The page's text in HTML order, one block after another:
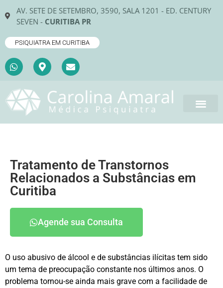
AV. SETE DE SETEMBRO, 3590, SALA 1201 - ED. CENTURY
SEVEN - CURITIBA PR
PSIQUIATRA EM CURITIBA
Tratamento de Transtornos
Relacionados a Substâncias em
Curitiba
Agende sua Consulta
O uso abusivo de álcool e de substâncias ilícitas tem sido
um tema de preocupação constante nos últimos anos. O
problema tornou-se ainda mais grave com a facilidade de